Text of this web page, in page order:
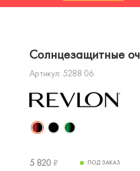
Солнцезащитные
Артикул: 5288 06
5 820 ₽ ПОД ЗАКАЗ